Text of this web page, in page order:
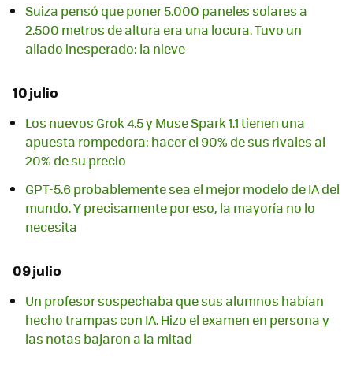
Suiza pensó que poner 5.000 paneles solares a
2.500 metros de altura era una locura. Tuvo un
aliado inesperado: la nieve
10 julio
Los nuevos Grok 4.5 y Muse Spark 1.1 tienen una
apuesta rompedora: hacer el 90% de sus rivales al
20% de su precio
GPT-5.6 probablemente sea el mejor modelo de IA del
mundo. Y precisamente por eso, la mayoría no lo
necesita
09 julio
Un profesor sospechaba que sus alumnos habían
hecho trampas con IA. Hizo el examen en persona y
las notas bajaron a la mitad